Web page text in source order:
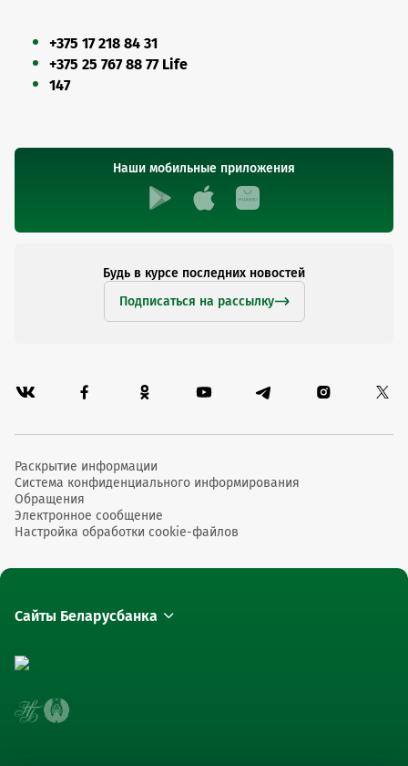
+375 17 218 84 31
+375 25 767 88 77 Life
147
Наши мобильные приложения
Будь в курсе последних новостей
Подписаться на рассылку
Раскрытие информации
Система конфиденциального информирования
Обращения
Электронное сообщение
Настройка обработки cookie-файлов
Сайты Беларусбанка